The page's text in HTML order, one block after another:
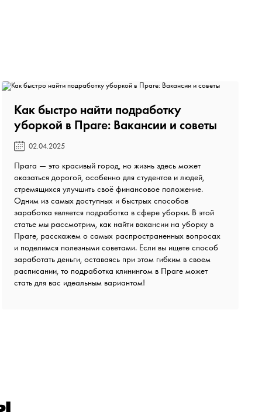
Как быстро найти подработку
уборкой в Праге: Вакансии и советы️
02.04.2025
Прага — это красивый город, но жизнь здесь может
оказаться дорогой, особенно для студентов и людей,
стремящихся улучшить своё финансовое положение.
Одним из самых доступных и быстрых способов
заработка является подработка в сфере уборки. В этой
статье мы рассмотрим, как найти вакансии на уборку в
Праге, расскажем о самых распространенных вопросах
и поделимся полезными советами. Если вы ищете способ
заработать деньги, оставаясь при этом гибким в своем
расписании, то подработка клинингом в Праге может
стать для вас идеальным вариантом!